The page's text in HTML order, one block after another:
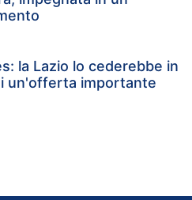
la Lazio lo cederebbe in
un'offerta importante